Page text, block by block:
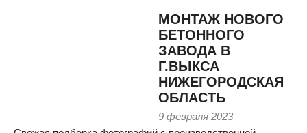
МОНТАЖ НОВОГО
БЕТОННОГО
ЗАВОДА В
Г.ВЫКСА
НИЖЕГОРОДСКАЯ
ОБЛАСТЬ
9 февраля 2023